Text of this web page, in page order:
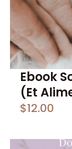
Ebook
(Et
$12.00